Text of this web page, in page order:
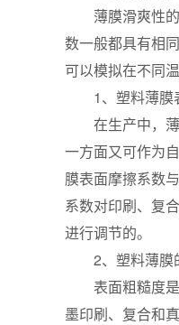
薄膜滑爽性
数一般都具有相
可以模拟在不同
1、塑料薄
在生产中，
一方面又可作为
膜表面摩擦系数
系数对印刷、复
进行调节的。
2、塑料薄膜
表面粗糙度
墨印刷、复合和